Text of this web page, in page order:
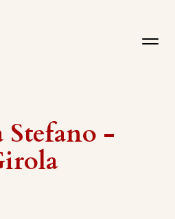
Stefano -